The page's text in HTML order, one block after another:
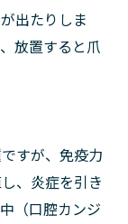
出たりしま
放置すると爪
すが、免疫力
、炎症を引き
（口腔カンジ